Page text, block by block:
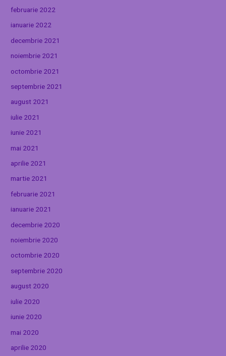
februarie 2022
ianuarie 2022
decembrie 2021
noiembrie 2021
octombrie 2021
septembrie 2021
august 2021
iulie 2021
iunie 2021
mai 2021
aprilie 2021
martie 2021
februarie 2021
ianuarie 2021
decembrie 2020
noiembrie 2020
octombrie 2020
septembrie 2020
august 2020
iulie 2020
iunie 2020
mai 2020
aprilie 2020